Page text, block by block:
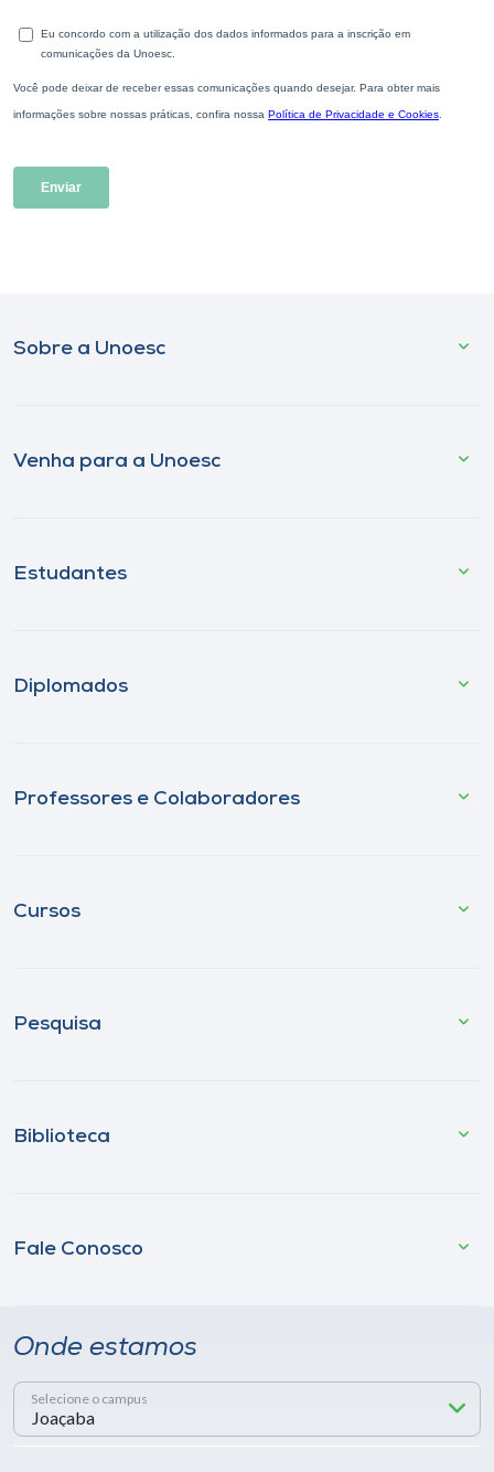
Sobre a Unoesc
Venha para a Unoesc
Estudantes
Diplomados
Professores e Colaboradores
Cursos
Pesquisa
Biblioteca
Fale Conosco
Onde estamos
Selecione o campus